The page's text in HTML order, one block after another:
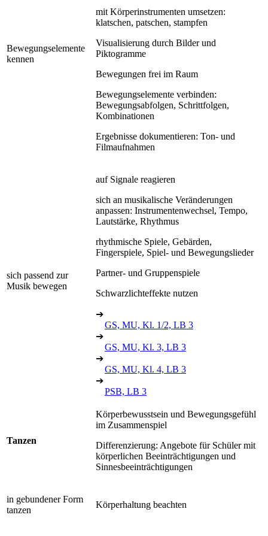
Bewegungselemente
kennen
mit Körperinstrumenten umsetzen:
klatschen, patschen, stampfen
Visualisierung durch Bilder und
Piktogramme
Bewegungen frei im Raum
Bewegungselemente verbinden:
Bewegungsabfolgen, Schrittfolgen,
Kombinationen
Ergebnisse dokumentieren: Ton- und
Filmaufnahmen
sich passend zur
Musik bewegen
auf Signale reagieren
sich an musikalische Veränderungen
anpassen: Instrumentenwechsel, Tempo,
Lautstärke, Rhythmus
rhythmische Spiele, Gebärden,
Fingerspiele, Spiel- und Bewegungslieder
Partner- und Gruppenspiele
Schwarzlichteffekte nutzen
➔
GS, MU, Kl. 1/2, LB 3
➔
GS, MU, Kl. 3, LB 3
➔
GS, MU, Kl. 4, LB 3
➔
PSB, LB 3
Tanzen
Körperbewusstsein und Bewegungsgefühl
im Zusammenspiel
Differenzierung: Angebote für Schüler mit
körperlichen Beeinträchtigungen und
Sinnesbeeinträchtigungen
in gebundener Form
tanzen
Körperhaltung beachten